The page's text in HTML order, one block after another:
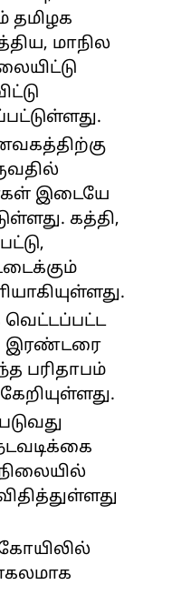
தமிழக
மாநில
இடையே
கத்தி,
வெட்டப்பட்ட
இரண்டரை
பரிதாபம்
கோயிலில்